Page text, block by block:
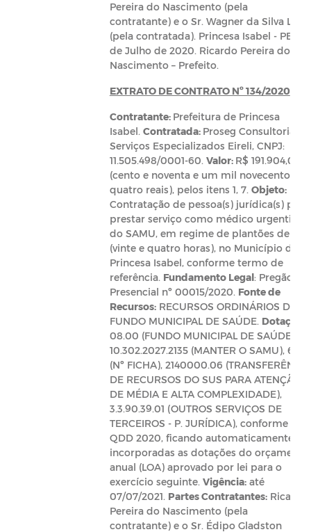
Pereira do Nascimento (pela
contratante) e o Sr. Wagner da Silva Leite
(pela contratada). Princesa Isabel - PB, 07
de Julho de 2020. Ricardo Pereira do
Nascimento – Prefeito.
EXTRATO DE CONTRATO Nº 134/2020
Contratante: Prefeitura de Princesa
Isabel. Contratada: Proseg Consultoria E
Serviços Especializados Eireli, CNPJ:
11.505.498/0001-60. Valor: R$ 191.904,00
(cento e noventa e um mil novecentos e
quatro reais), pelos itens 1, 7. Objeto:
Contratação de pessoa(s) jurídica(s) para
prestar serviço como médico urgentista
do SAMU, em regime de plantões de 24h
(vinte e quatro horas), no Município de
Princesa Isabel, conforme termo de
referência. Fundamento Legal: Pregão
Presencial nº 00015/2020. Fonte de
Recursos:RECURSOS ORDINÁRIOS DO
FUNDO MUNICIPAL DE SAÚDE. Dotação:
08.00 (FUNDO MUNICIPAL DE SAÚDE);
10.302.2027.2135 (MANTER O SAMU), 606
(Nº FICHA), 2140000.06 (TRANSFERÊNCIA
DE RECURSOS DO SUS PARA ATENÇÃO
DE MÉDIA E ALTA COMPLEXIDADE),
3.3.90.39.01 (OUTROS SERVIÇOS DE
TERCEIROS - P. JURÍDICA), conforme
QDD 2020, ficando automaticamente
incorporadas as dotações do orçamento
anual (LOA) aprovado por lei para o
exercício seguinte. Vigência:até
07/07/2021. Partes Contratantes:Ricardo
Pereira do Nascimento (pela
contratante) e o Sr. Édipo Gladston